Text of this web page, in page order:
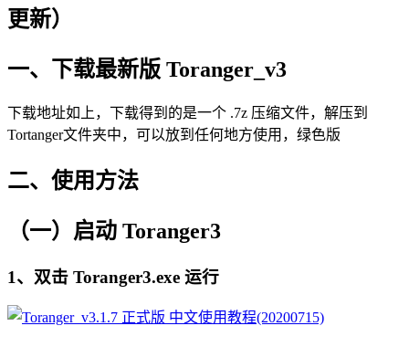
更新）
一、下载最新版 Toranger_v3
下载地址如上，下载得到的是一个 .7z 压缩文件，解压到
Tortanger文件夹中，可以放到任何地方使用，绿色版
二、使用方法
（一）启动 Toranger3
1、双击 Toranger3.exe 运行